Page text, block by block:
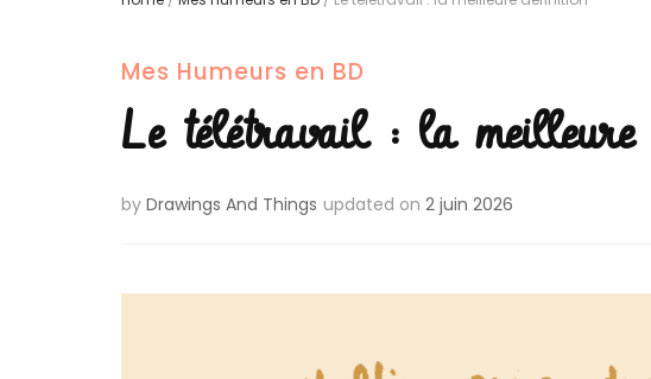
Mes Humeurs en BD
Le télétravail : la meilleure
by Drawings And Things updated on 2 juin 2026